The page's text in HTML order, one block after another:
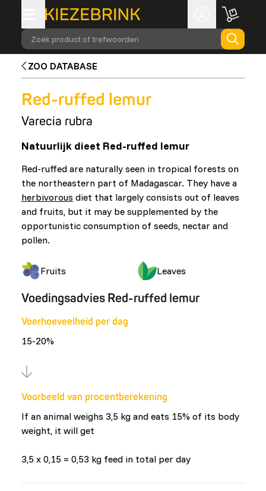
Zoek product of trefwoorden
ZOO DATABASE
Red-ruffed lemur
Varecia rubra
Natuurlijk dieet Red-ruffed lemur
Red-ruffed are naturally seen in tropical forests on
the northeastern part of Madagascar. They have a
herbivorous diet that largely consists out of leaves
and fruits, but it may be supplemented by the
opportunistic consumption of seeds, nectar and
pollen.
Fruits Leaves
Voedingsadvies Red-ruffed lemur
Voerhoeveelheid per dag
15-20%
Voorbeeld van procentberekening
If an animal weighs 3,5 kg and eats 15% of its body
weight, it will get
3,5 x 0,15 = 0,53 kg feed in total per day